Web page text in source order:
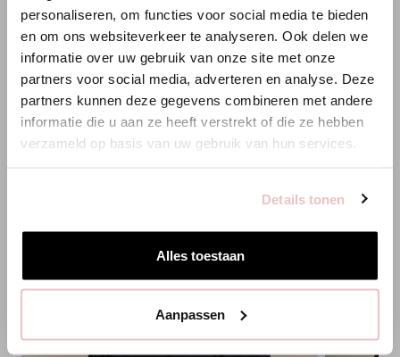
personaliseren, om functies voor social media te bieden
en om ons websiteverkeer te analyseren. Ook delen we
informatie over uw gebruik van onze site met onze
partners voor social media, adverteren en analyse. Deze
partners kunnen deze gegevens combineren met andere
informatie die u aan ze heeft verstrekt of die ze hebben
verzameld op basis van uw gebruik van hun services.
Details tonen
Alles toestaan
Aanpassen
XS XL XXL
HINZUFÜGEN
XS
PASSENDE PRODUKTE
Es scheint, dass du uns von einem anderen Land aus
Bist du am richtigen Ort?
Zur niederländischen Seite wechseln